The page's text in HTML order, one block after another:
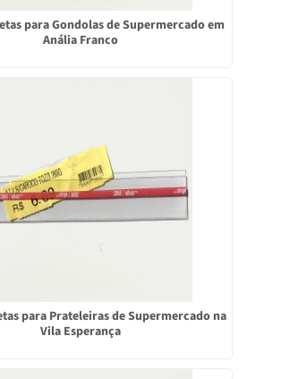
para Gondolas de Supermercado em
Anália Franco
para Prateleiras de Supermercado na
Vila Esperança